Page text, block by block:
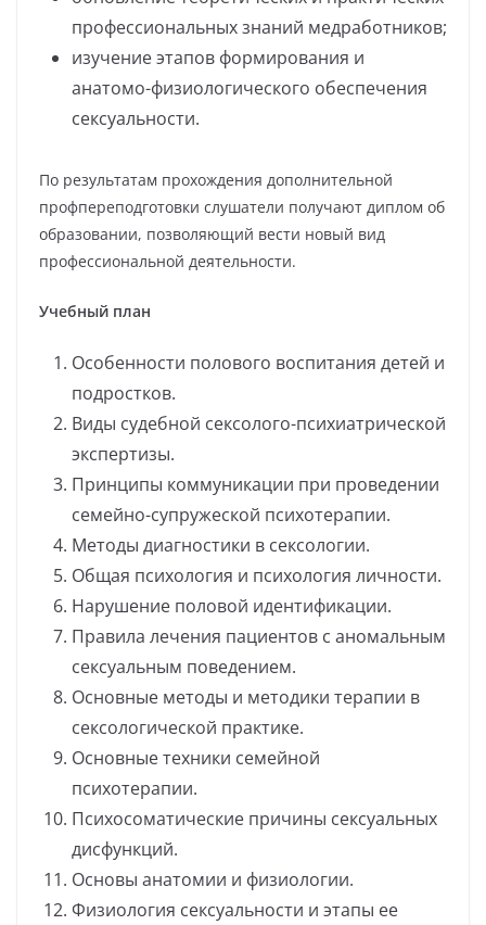
профессиональных знаний медработников;
изучение этапов формирования и
анатомо-физиологического обеспечения
сексуальности.
По результатам прохождения дополнительной
профпереподготовки слушатели получают диплом об
образовании, позволяющий вести новый вид
профессиональной деятельности.
Учебный план
Особенности полового воспитания детей и
подростков.
Виды судебной сексолого-психиатрической
экспертизы.
Принципы коммуникации при проведении
семейно-супружеской психотерапии.
Методы диагностики в сексологии.
Общая психология и психология личности.
Нарушение половой идентификации.
Правила лечения пациентов с аномальным
сексуальным поведением.
Основные методы и методики терапии в
сексологической практике.
Основные техники семейной
психотерапии.
Психосоматические причины сексуальных
дисфункций.
Основы анатомии и физиологии.
Физиология сексуальности и этапы ее